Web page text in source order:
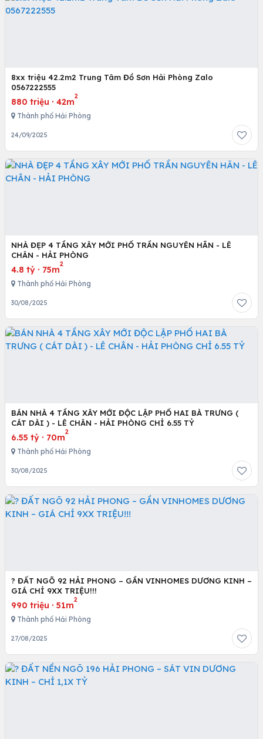
8xx triệu 42.2m2 Trung Tâm Đồ Sơn Hải Phòng Zalo
0567222555
880 triệu · 42m
2
Thành phố Hải Phòng
24/09/2025
NHÀ ĐẸP 4 TẦNG XÂY MỚI PHỐ TRẦN NGUYÊN HÃN - LÊ
CHÂN - HẢI PHÒNG
4.8 tỷ · 75m
2
Thành phố Hải Phòng
30/08/2025
BÁN NHÀ 4 TẦNG XÂY MỚI ĐỘC LẬP PHỐ HAI BÀ TRƯNG (
CÁT DÀI ) - LÊ CHÂN - HẢI PHÒNG CHỈ 6.55 TỶ
6.55 tỷ · 70m
2
Thành phố Hải Phòng
30/08/2025
? ĐẤT NGÕ 92 HẢI PHONG – GẦN VINHOMES DƯƠNG KINH –
GIÁ CHỈ 9XX TRIỆU!!!
990 triệu · 51m
2
Thành phố Hải Phòng
27/08/2025